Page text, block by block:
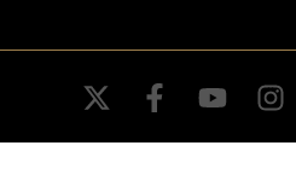
twitter facebookyoutube